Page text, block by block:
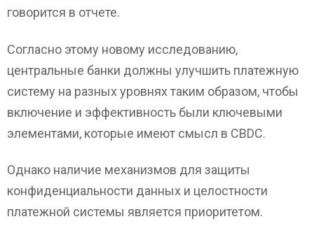
говорится в отчете.
Согласно этому новому исследованию,
центральные банки должны улучшить платежную
систему на разных уровнях таким образом, чтобы
включение и эффективность были ключевыми
элементами, которые имеют смысл в CBDC.
Однако наличие механизмов для защиты
конфиденциальности данных и целостности
платежной системы является приоритетом.